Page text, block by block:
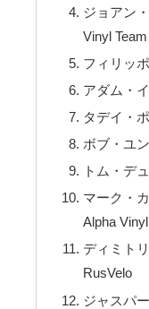
ジョアン
Vinyl Team
フィリッ
アダム
タデイ・
ボブ・ユ
トム・デ
マーク・
Alpha
ディミト
RusVelo
ジャスパ